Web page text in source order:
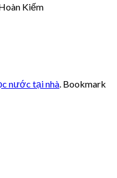
Kiếm
nước tại nhà . Bookmark